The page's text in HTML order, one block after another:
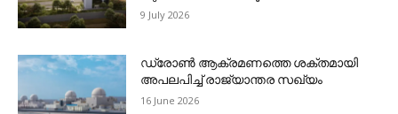
9 July 2026
ഡ്രോണ്‍ ആക്രമണത്തെ ശക്തമായി
അപലപിച്ച് രാജ്യാന്തര സഖ്യം
16 June 2026